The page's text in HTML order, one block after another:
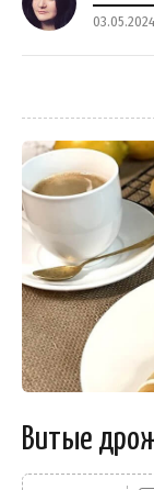
03.05.2024
Витые